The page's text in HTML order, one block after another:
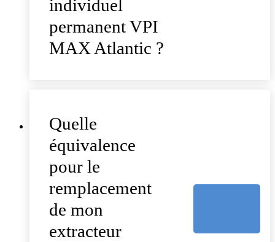
individuel
permanent VPI
MAX Atlantic ?
Quelle
équivalence
pour le
remplacement
de mon
extracteur